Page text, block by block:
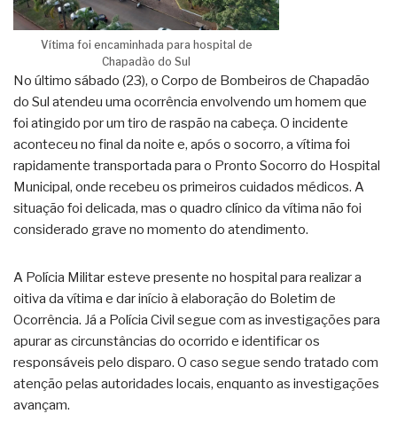
Vítima foi encaminhada para hospital de
Chapadão do Sul
No último sábado (23), o Corpo de Bombeiros de Chapadão
do Sul atendeu uma ocorrência envolvendo um homem que
foi atingido por um tiro de raspão na cabeça. O incidente
aconteceu no final da noite e, após o socorro, a vítima foi
rapidamente transportada para o Pronto Socorro do Hospital
Municipal, onde recebeu os primeiros cuidados médicos. A
situação foi delicada, mas o quadro clínico da vítima não foi
considerado grave no momento do atendimento.
A Polícia Militar esteve presente no hospital para realizar a
oitiva da vítima e dar início à elaboração do Boletim de
Ocorrência. Já a Polícia Civil segue com as investigações para
apurar as circunstâncias do ocorrido e identificar os
responsáveis pelo disparo. O caso segue sendo tratado com
atenção pelas autoridades locais, enquanto as investigações
avançam.